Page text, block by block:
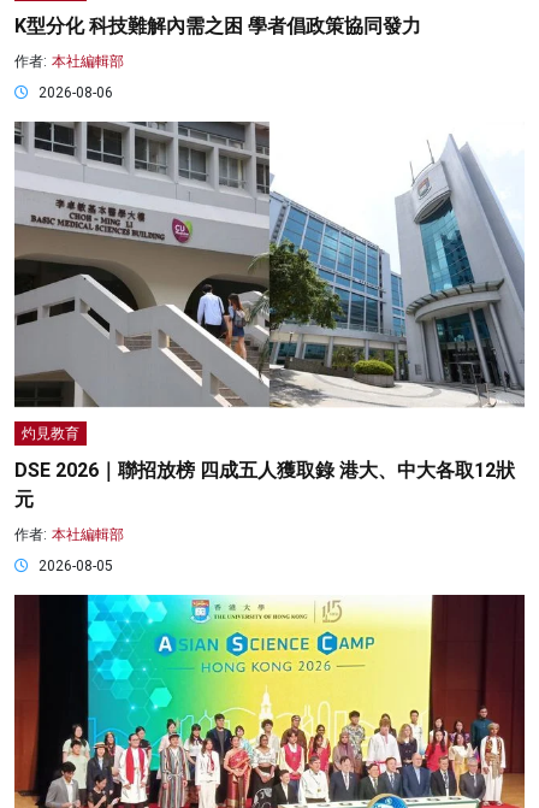
K型分化 科技難解內需之困 學者倡政策協同發力
作者: 本社編輯部
2026-08-06
灼見教育
DSE 2026｜聯招放榜 四成五人獲取錄 港大、中大各取12狀
元
作者: 本社編輯部
2026-08-05